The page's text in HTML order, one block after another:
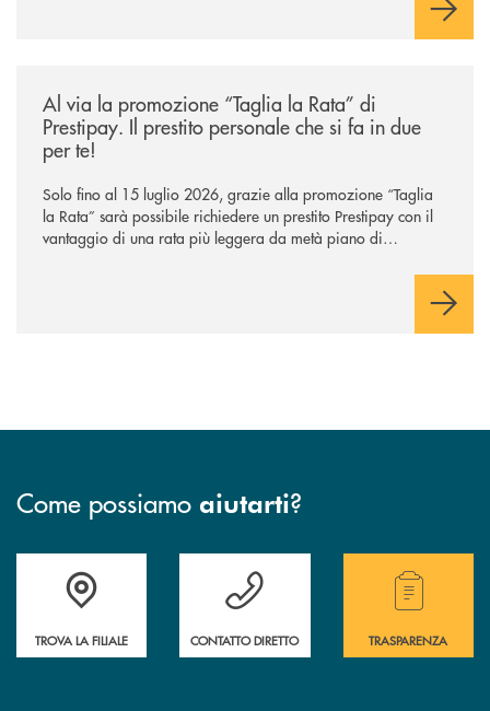
Al via la promozione “Taglia la Rata” di
Prestipay. Il prestito personale che si fa in due
per te!
Solo fino al 15 luglio 2026, grazie alla promozione “Taglia
la Rata” sarà possibile richiedere un prestito Prestipay con il
vantaggio di una rata più leggera da metà piano di
Come possiamo aiutarti?
Trova la filiale più vicina a te.
TROVA LA FILIALE
Hai bisogno di assistenza ?&nbsp;
CONTATTO DIRETTO
Hai bisogno di
TRASPARENZA